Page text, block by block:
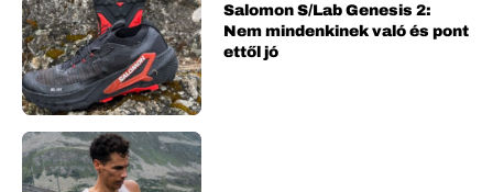
Salomon S/Lab Genesis 2:
Nem mindenkinek való és pont
ettől jó